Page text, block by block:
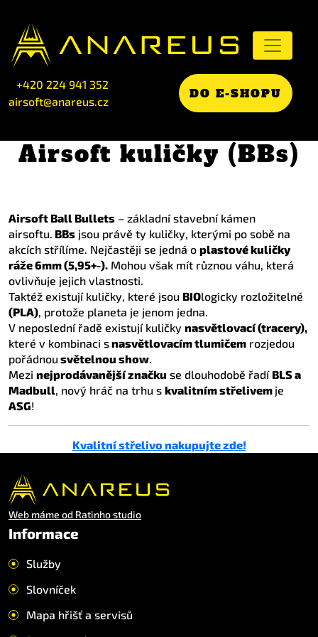
+420 224 941 352
airsoft@anareus.cz
DO E-SHOPU
Airsoft kuličky (BBs)
Airsoft Ball Bullets – základní stavební kámen
airsoftu. BBs jsou právě ty kuličky, kterými po sobě na
akcích střílíme. Nejčastěji se jedná o plastové kuličky
ráže 6mm (5,95+-). Mohou však mít různou váhu, která
ovlivňuje jejich vlastnosti.
Taktéž existují kuličky, které jsou BIOlogicky rozložitelné
(PLA), protože planeta je jenom jedna.
V neposlední řadě existují kuličky nasvětlovací (tracery),
které v kombinaci snasvětlovacím tlumičem rozjedou
pořádnou světelnou show.
Mezi nejprodávanější značku se dlouhodobě řadí BLS a
Madbull, nový hráč na trhu s kvalitním střelivem je
ASG!
Kvalitní střelivo nakupujte zde!
Web máme od Ratinho studio
Informace
Služby
Slovníček
Mapa hřišť a servisů